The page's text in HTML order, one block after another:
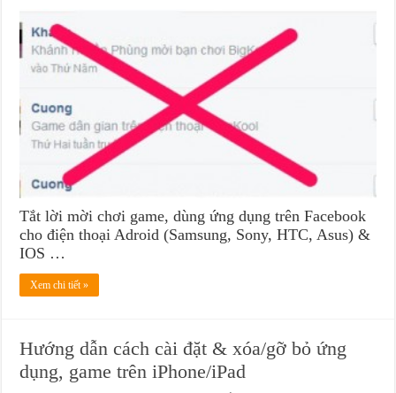
Tắt lời mời chơi game, dùng ứng dụng trên Facebook
cho điện thoại Adroid (Samsung, Sony, HTC, Asus) &
IOS …
Xem chi tiết »
Hướng dẫn cách cài đặt & xóa/gỡ bỏ ứng
dụng, game trên iPhone/iPad